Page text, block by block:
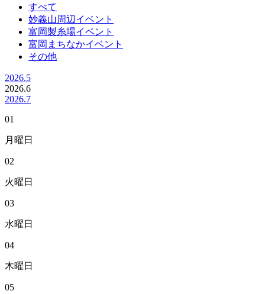
すべて
妙義山周辺イベント
富岡製糸場イベント
富岡まちなかイベント
その他
2026.5
2026.6
2026.7
01
月曜日
02
火曜日
03
水曜日
04
木曜日
05